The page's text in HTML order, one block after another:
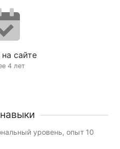
сайте
4 лет
уровень, опыт 10